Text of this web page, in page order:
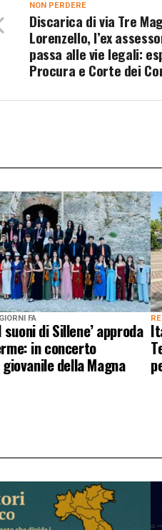
NON PERDERE
Discarica di via Tre
Lorenzello, l’ex
passa alle vie legali:
Procura e Corte dei
FA
di Sillene’ approda
in concerto
della Magna